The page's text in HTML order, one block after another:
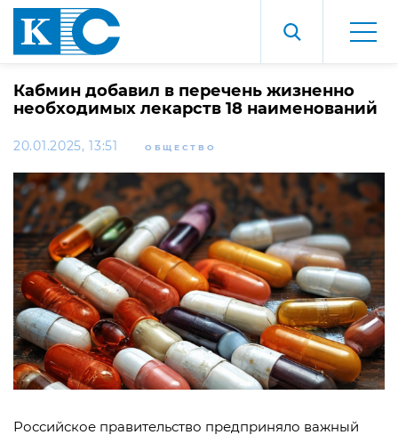
Кабмин добавил в перечень жизненно
необходимых лекарств 18 наименований
20.01.2025, 13:51 ОБЩЕСТВО
Российское правительство предприняло важный